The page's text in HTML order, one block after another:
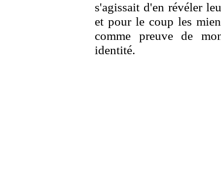
s'agissait d'en révéler
et pour le coup les
comme preuve de
identité.